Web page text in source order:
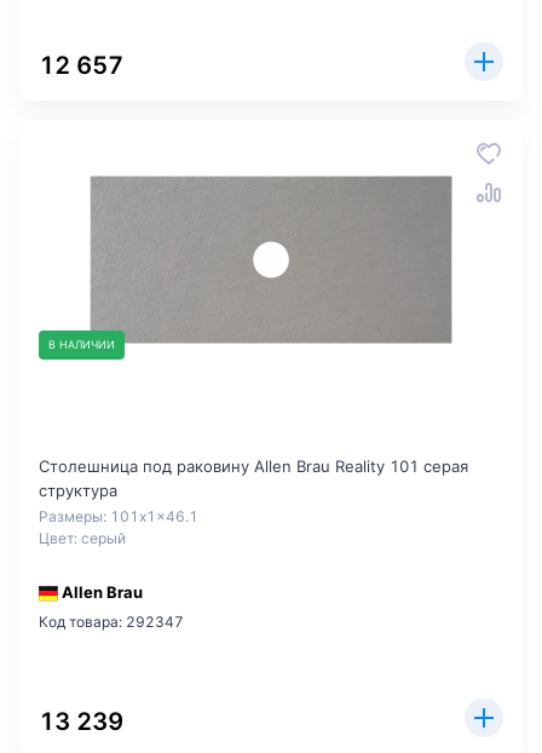
12 657
В НАЛИЧИИ
Столешница под раковину Allen Brau Reality 101 серая
структура
Размеры: 101x1x46.1
Цвет: серый
Allen Brau
Код товара: 292347
13 239